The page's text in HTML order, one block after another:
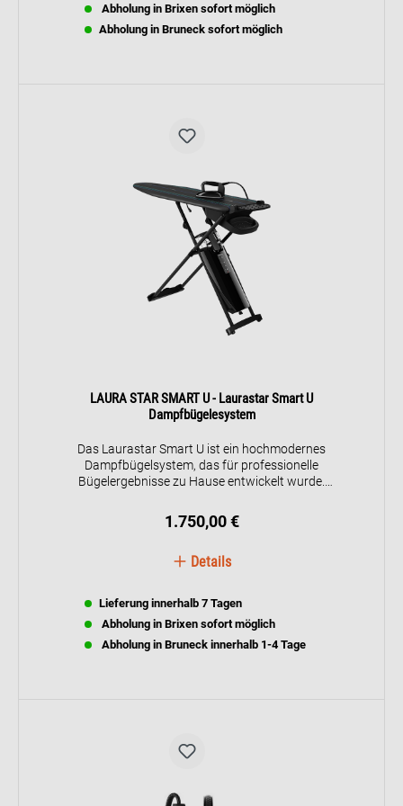
Griffs und der kompakten Größe ist sie leicht zu
transportieren und in nur 3 Minuten
Abholung in Brixen sofort möglich
Abholung in Bruneck sofort möglich
LAURA STAR SMART U - Laurastar Smart U
Dampfbügelesystem
Das Laurastar Smart U ist ein hochmodernes
Dampfbügelsystem, das für professionelle
Bügelergebnisse zu Hause entwickelt wurde.
der aktiven 3D-Sohle, der Sensteam-Technologie
und gepulstem Dampf, entfernt es Falten
Bluetooth-Konnektivität kann das Gerät mit der
Bügeln noch effizienter zu gestalten.
1.750,00 €
Details
Lieferung innerhalb 7 Tagen
Abholung in Brixen sofort möglich
Abholung in Bruneck innerhalb 1-4 Tage